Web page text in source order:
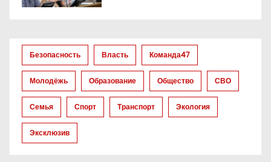
з
п
и
с
я
Безопасность Власть Команда47
Молодёжь Образование Общество СВО
Семья Спорт Транспорт Экология
Эксклюзив